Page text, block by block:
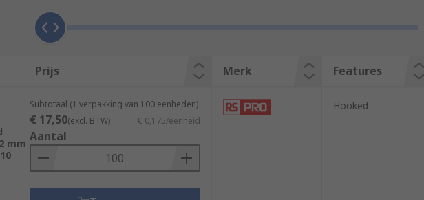
and moisture cannot reach the metal parts of the
wide range of applications.
completely inserted into the crimp barrel, which prevents
used for printed circuit boards.
Prijs Merk Features
mm
Subtotaal (1 verpakking van 100 eenheden)
€ 17,50(excl. BTW) € 0,175/eenheid
Aantal
Hooked